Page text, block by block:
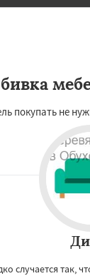
покупать не
случается так,